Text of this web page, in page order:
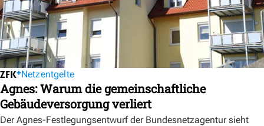
Netzentgelte
Agnes: Warum die gemeinschaftliche
Gebäudeversorgung verliert
Der Agnes-Festlegungsentwurf der Bundesnetzagentur sieht